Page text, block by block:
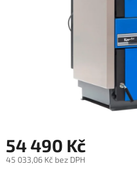
54 490 Kč
45 033,06 Kč bez DPH